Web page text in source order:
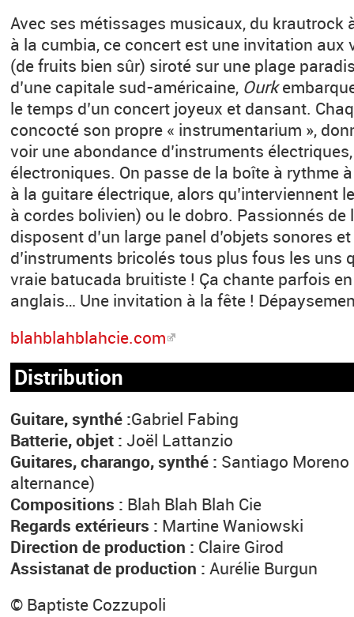
Avec ses métissages musicaux, du krautrock à
à la cumbia, ce concert est une invitation aux
(de fruits bien sûr) siroté sur une plage
d’une capitale sud-américaine, Ourk
le temps d’un concert joyeux et dansant.
concocté son propre « instrumentarium »,
voir une abondance d’instruments
électroniques. On passe de la boîte à rythme
à la guitare électrique, alors qu’interviennent
à cordes bolivien) ou le dobro. Passionnés de
disposent d’un large panel d’objets sonores
d’instruments bricolés tous plus fous les uns
vraie batucada bruitiste ! Ça chante parfois
anglais… Une invitation à la fête !
blahblahblahcie.com
Distribution
Guitare, synthé :Gabriel Fabing
Batterie, objet : Joël Lattanzio
Guitares, charango, synthé : Santiago
alternance)
Compositions : Blah Blah Blah Cie
Regards extérieurs : Martine Waniowski
Direction de production : Claire Girod
Assistanat de production : Aurélie Burgun
© Baptiste Cozzupoli